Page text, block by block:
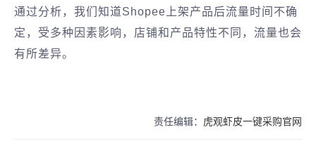
通过分析，我们知道Shopee上架产品后流量时间不确
定，受多种因素影响，店铺和产品特性不同，流量也会
有所差异。
责任编辑： 虎观虾皮一键采购官网